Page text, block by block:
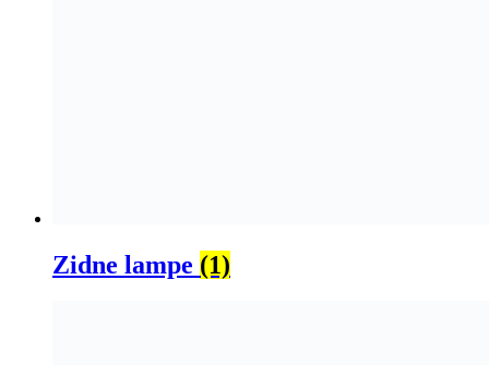
Zidne lampe (1)